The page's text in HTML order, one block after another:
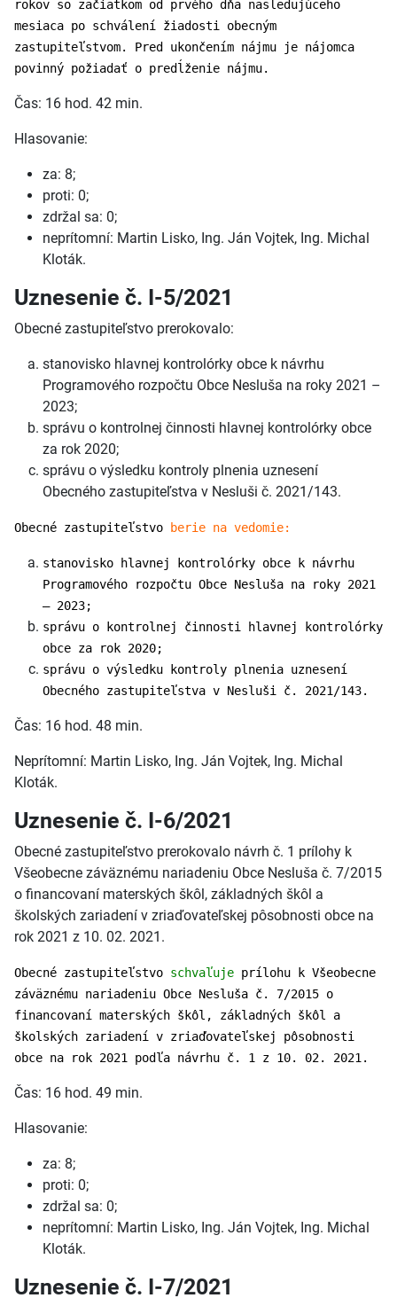
rokov so začiatkom od prvého dňa nasledujúceho
mesiaca po schválení žiadosti obecným
zastupiteľstvom. Pred ukončením nájmu je nájomca
povinný požiadať o predĺženie nájmu.
Čas: 16 hod. 42 min.
Hlasovanie:
za: 8;
proti: 0;
zdržal sa: 0;
neprítomní: Martin Lisko, Ing. Ján Vojtek, Ing. Michal
Kloták.
Uznesenie č. I-5/2021
Obecné zastupiteľstvo prerokovalo:
stanovisko hlavnej kontrolórky obce k návrhu
Programového rozpočtu Obce Nesluša na roky 2021 –
2023;
správu o kontrolnej činnosti hlavnej kontrolórky obce
za rok 2020;
správu o výsledku kontroly plnenia uznesení
Obecného zastupiteľstva v Nesluši č. 2021/143.
Obecné zastupiteľstvo berie na vedomie:
stanovisko hlavnej kontrolórky obce k návrhu
Programového rozpočtu Obce Nesluša na roky 2021
– 2023;
správu o kontrolnej činnosti hlavnej kontrolórky
obce za rok 2020;
správu o výsledku kontroly plnenia uznesení
Obecného zastupiteľstva v Nesluši č. 2021/143.
Čas: 16 hod. 48 min.
Neprítomní: Martin Lisko, Ing. Ján Vojtek, Ing. Michal
Kloták.
Uznesenie č. I-6/2021
Obecné zastupiteľstvo prerokovalo návrh č. 1 prílohy k
Všeobecne záväznému nariadeniu Obce Nesluša č. 7/2015
o financovaní materských škôl, základných škôl a
školských zariadení v zriaďovateľskej pôsobnosti obce na
rok 2021 z 10. 02. 2021.
Obecné zastupiteľstvo schvaľuje prílohu k Všeobecne
záväznému nariadeniu Obce Nesluša č. 7/2015 o
financovaní materských škôl, základných škôl a
školských zariadení v zriaďovateľskej pôsobnosti
obce na rok 2021 podľa návrhu č. 1 z 10. 02. 2021.
Čas: 16 hod. 49 min.
Hlasovanie:
za: 8;
proti: 0;
zdržal sa: 0;
neprítomní: Martin Lisko, Ing. Ján Vojtek, Ing. Michal
Kloták.
Uznesenie č. I-7/2021